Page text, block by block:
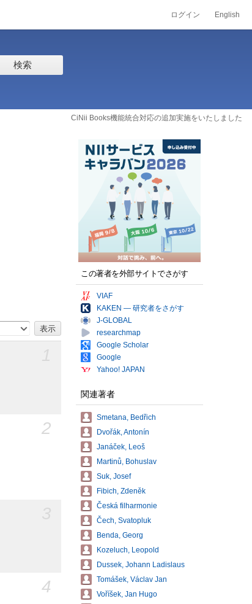
ログイン English
検索
CiNii Books機能統合対応の追加実施をいたしました
2
4
この著者を外部サイトでさがす
VIAF
KAKEN — 研究者をさがす
J-GLOBAL
researchmap
Google Scholar
Google
Yahoo! JAPAN
関連著者
Smetana, Bedřich
Dvořák, Antonín
Janáček, Leoš
Martinů, Bohuslav
Suk, Josef
Fibich, Zdeněk
Česká filharmonie
Čech, Svatopluk
Benda, Georg
Kozeluch, Leopold
Dussek, Johann Ladislaus
Tomášek, Václav Jan
Voříšek, Jan Hugo